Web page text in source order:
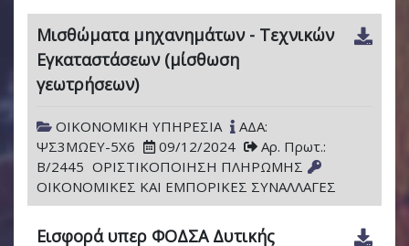
Μισθώματα μηχανημάτων - Τεχνικών
Εγκαταστάσεων (μίσθωση
γεωτρήσεων)
ΟΙΚΟΝΟΜΙΚΗ ΥΠΗΡΕΣΙΑ
ΑΔΑ:
ΨΣ3ΜΩΕΥ-5Χ6
09/12/2024
Αρ. Πρωτ.:
Β/2445 ΟΡΙΣΤΙΚΟΠΟΙΗΣΗ ΠΛΗΡΩΜΗΣ
ΟΙΚΟΝΟΜΙΚΕΣ ΚΑΙ ΕΜΠΟΡΙΚΕΣ ΣΥΝΑΛΛΑΓΕΣ
Εισφορά υπερ ΦΟΔΣΑ Δυτικής